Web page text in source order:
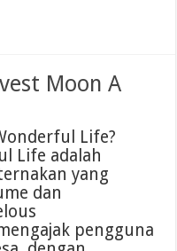
Moon A
Life?
Life adalah
yang
dan
pengguna